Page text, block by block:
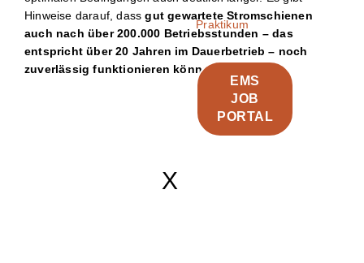
Praktikum
EMS
JOB
PORTAL
X
Hinweise darauf, dassgut gewartete Stromschienen
auch nach über 200.000 Betriebsstunden – das
entspricht über 20 Jahren im Dauerbetrieb – noch
zuverlässig funktionieren können.